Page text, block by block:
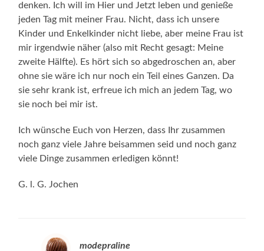
denken. Ich will im Hier und Jetzt leben und genieße
jeden Tag mit meiner Frau. Nicht, dass ich unsere
Kinder und Enkelkinder nicht liebe, aber meine Frau ist
mir irgendwie näher (also mit Recht gesagt: Meine
zweite Hälfte). Es hört sich so abgedroschen an, aber
ohne sie wäre ich nur noch ein Teil eines Ganzen. Da
sie sehr krank ist, erfreue ich mich an jedem Tag, wo
sie noch bei mir ist.
Ich wünsche Euch von Herzen, dass Ihr zusammen
noch ganz viele Jahre beisammen seid und noch ganz
viele Dinge zusammen erledigen könnt!
G. l. G. Jochen
modepraline